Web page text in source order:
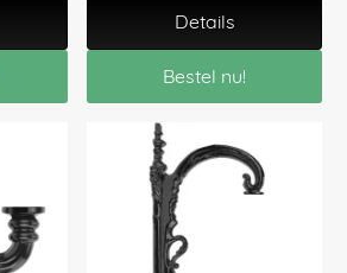
Details
Bestel nu!